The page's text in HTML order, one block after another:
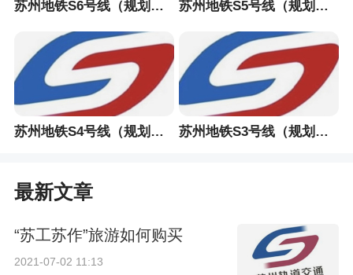
苏州地铁S6号线（规划中） 苏州地铁S5号线（规划中）
苏州地铁S4号线（规划中） 苏州地铁S3号线（规划中）
最新文章
“苏工苏作”旅游如何购买
2021-07-02 11:13